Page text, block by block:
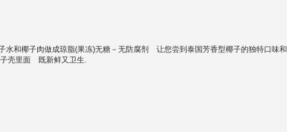
水和椰子肉做成琼脂(果冻)无糖－无防腐剂 让您尝到泰国芳香型椰子的独特口味
子壳里面 既新鲜又卫生.